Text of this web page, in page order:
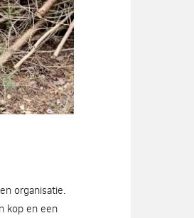
organisatie.
kop en een